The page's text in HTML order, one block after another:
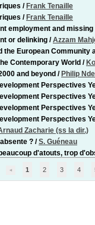
/ Frank Tenaille
/ Frank Tenaille
employment and
or delinking /Azzam
the European Community
Contemporary World /
and beyond / Philip
Perspectives
Perspectives
Perspectives
Perspectives
Zacharie (ss la dir.)
? /S. Guéneau
d'atouts, trop
1 2 3 4